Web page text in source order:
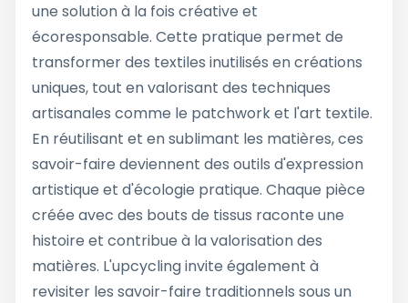
une solution à la fois créative et
écoresponsable. Cette pratique permet de
transformer des textiles inutilisés en créations
uniques, tout en valorisant des techniques
artisanales comme le patchwork et l'art textile.
En réutilisant et en sublimant les matières, ces
savoir-faire deviennent des outils d'expression
artistique et d'écologie pratique. Chaque pièce
créée avec des bouts de tissus raconte une
histoire et contribue à la valorisation des
matières. L'upcycling invite également à
revisiter les savoir-faire traditionnels sous un